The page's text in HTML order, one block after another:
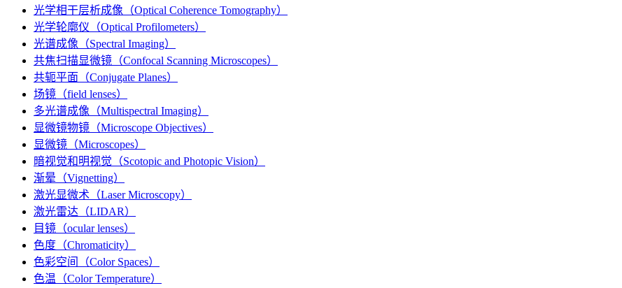
光学相干层析成像（Optical Coherence Tomography）
光学轮廓仪（Optical Profilometers）
光谱成像（Spectral Imaging）
共焦扫描显微镜（Confocal Scanning Microscopes）
共轭平面（Conjugate Planes）
场镜（field lenses）
多光谱成像（Multispectral Imaging）
显微镜物镜（Microscope Objectives）
显微镜（Microscopes）
暗视觉和明视觉（Scotopic and Photopic Vision）
渐晕（Vignetting）
激光显微术（Laser Microscopy）
激光雷达（LIDAR）
目镜（ocular lenses）
色度（Chromaticity）
色彩空间（Color Spaces）
色温（Color Temperature）